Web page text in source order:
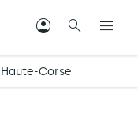
Haute-Corse